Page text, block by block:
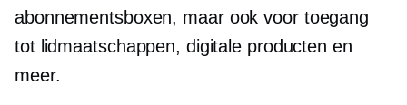
abonnementsboxen, maar ook voor toegang
tot lidmaatschappen, digitale producten en
meer.